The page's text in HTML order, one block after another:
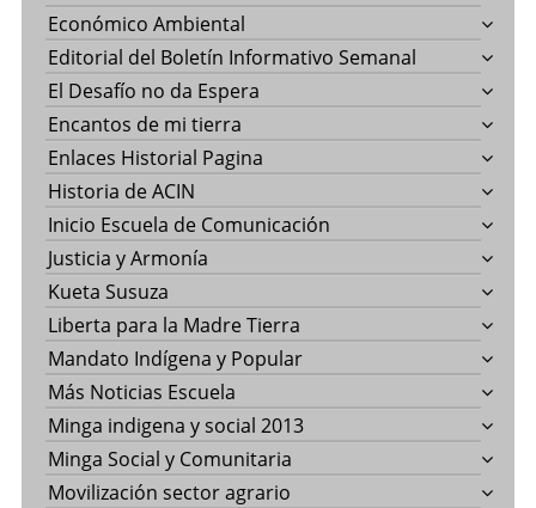
Económico Ambiental
Editorial del Boletín Informativo Semanal
El Desafío no da Espera
Encantos de mi tierra
Enlaces Historial Pagina
Historia de ACIN
Inicio Escuela de Comunicación
Justicia y Armonía
Kueta Susuza
Liberta para la Madre Tierra
Mandato Indígena y Popular
Más Noticias Escuela
Minga indigena y social 2013
Minga Social y Comunitaria
Movilización sector agrario